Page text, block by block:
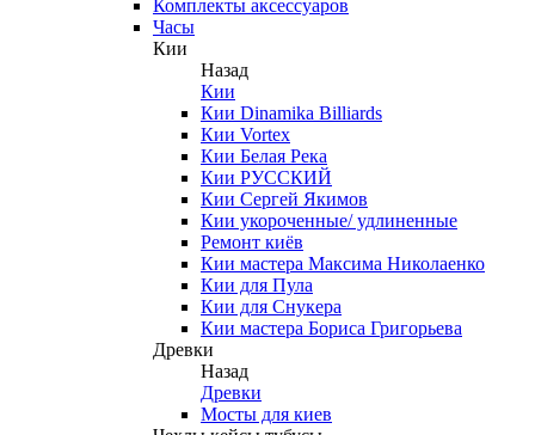
Комплекты аксессуаров
Часы
Кии
Назад
Кии
Кии Dinamika Billiards
Кии Vortex
Кии Белая Река
Кии РУССКИЙ
Кии Сергей Якимов
Кии укороченные/ удлиненные
Ремонт киёв
Кии мастера Максима Николаенко
Кии для Пула
Кии для Снукера
Кии мастера Бориса Григорьева
Древки
Назад
Древки
Мосты для киев